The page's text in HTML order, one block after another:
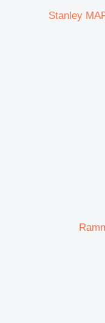
Stanley